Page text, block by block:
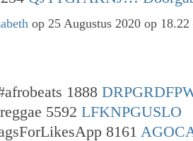
op 25 Augustus 2020 op
1888
5592 LFKNPGUSLO
8161